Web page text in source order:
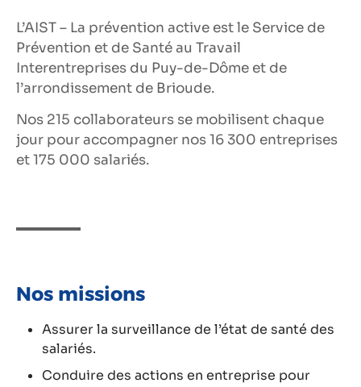
L’AIST – La prévention active est le Service de
Prévention et de Santé au Travail
Interentreprises du Puy-de-Dôme et de
l’arrondissement de Brioude.
Nos 215 collaborateurs se mobilisent chaque
jour pour accompagner nos 16 300 entreprises
et 175 000 salariés.
Nos missions
Assurer la surveillance de l’état de santé des
salariés.
Conduire des actions en entreprise pour